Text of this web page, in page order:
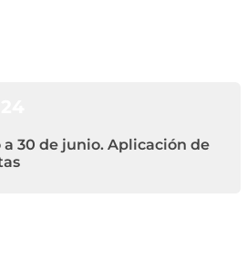
a 30 de junio. Aplicación de